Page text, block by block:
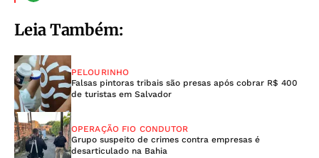
Leia Também:
PELOURINHO
Falsas pintoras tribais são presas após cobrar R$ 400
de turistas em Salvador
OPERAÇÃO FIO CONDUTOR
Grupo suspeito de crimes contra empresas é
desarticulado na Bahia